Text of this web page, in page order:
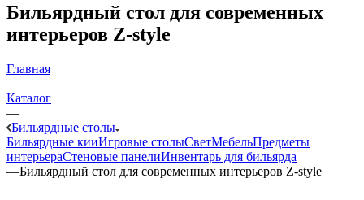
Бильярдный стол для современных
интерьеров Z-style
Главная
—
Каталог
—
Бильярдные столы
Бильярдные кииИгровые столыСветМебельПредметы
интерьераСтеновые панелиИнвентарь для бильярда
—Бильярдный стол для современных интерьеров Z-style